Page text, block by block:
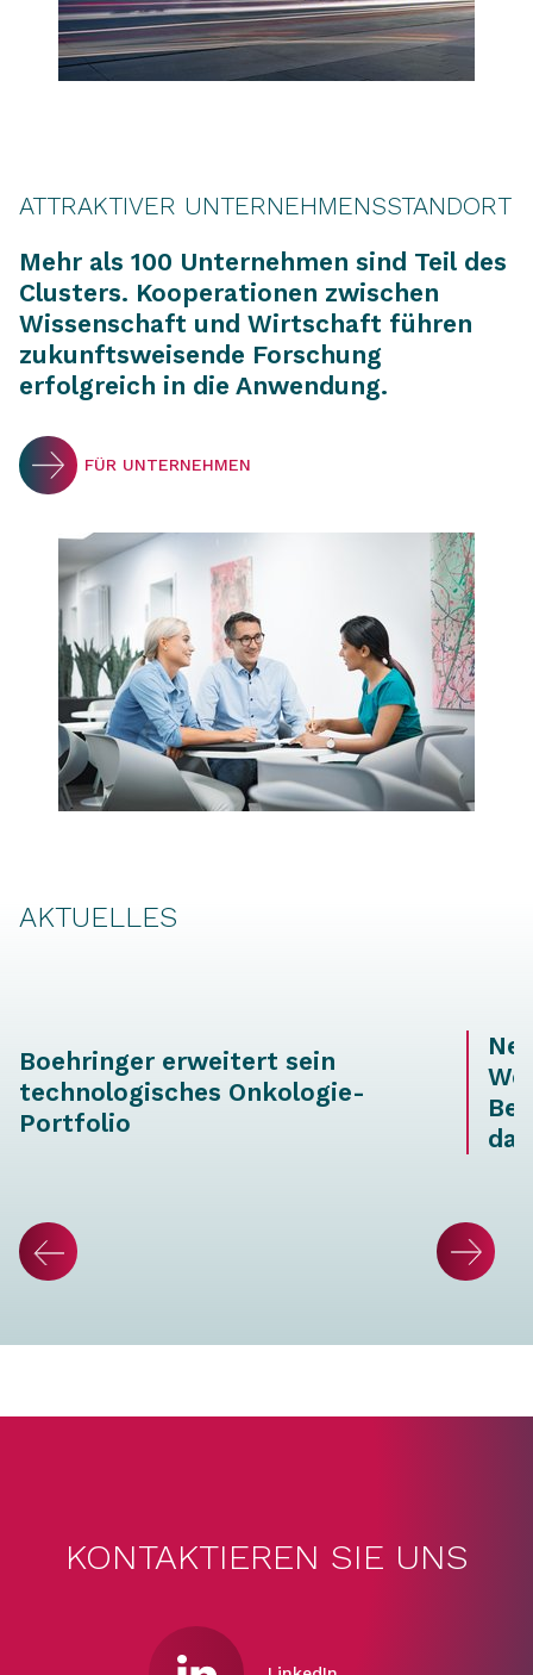
ATTRAKTIVER UNTERNEHMENSSTANDORT
Mehr als 100 Unternehmen sind Teil des
Clusters. Kooperationen zwischen
Wissenschaft und Wirtschaft führen
zukunftsweisende Forschung
erfolgreich in die Anwendung.
FÜR UNTERNEHMEN
AKTUELLES
Boehringer erweitert sein
technologisches Onkologie-
Portfolio
KONTAKTIEREN SIE UNS